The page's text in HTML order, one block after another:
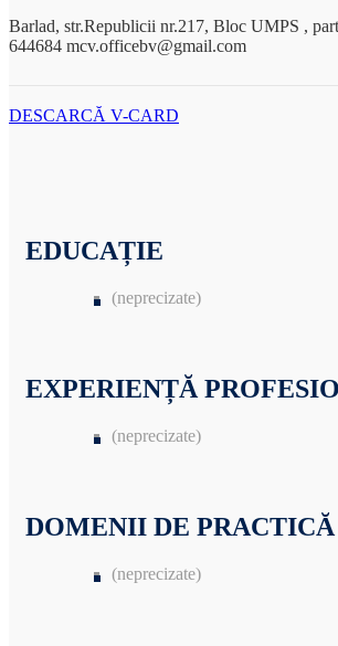
Barlad, str.Republicii nr.217, Bloc UMPS ,
644684 mcv.officebv@gmail.com
DESCARCĂ V-CARD
EDUCAȚIE
(neprecizate)
EXPERIENȚĂ
(neprecizate)
DOMENII DE PRACTICĂ
(neprecizate)